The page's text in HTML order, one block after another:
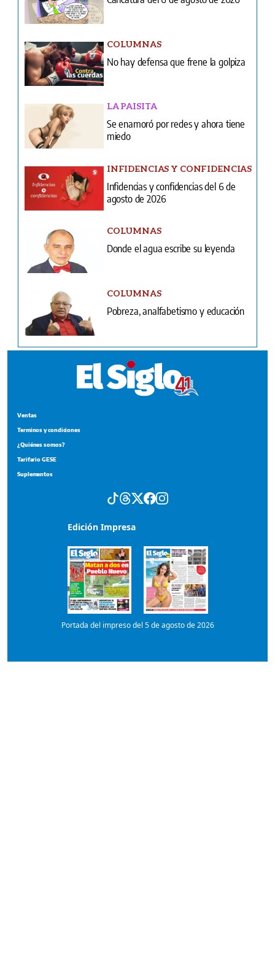
COLUMNAS
No hay defensa que frene la golpiza
LA PAISITA
Se enamoró por redes y ahora tiene
miedo
INFIDENCIAS Y CONFIDENCIAS
Infidencias y confidencias del 6 de
agosto de 2026
COLUMNAS
Donde el agua escribe su leyenda
COLUMNAS
Pobreza, analfabetismo y educación
Ventas
Terminos y condiciones
¿Quiénes somos?
Tarifario GESE
Suplementos
Edición Impresa
Portada del impreso del 5 de agosto de 2026